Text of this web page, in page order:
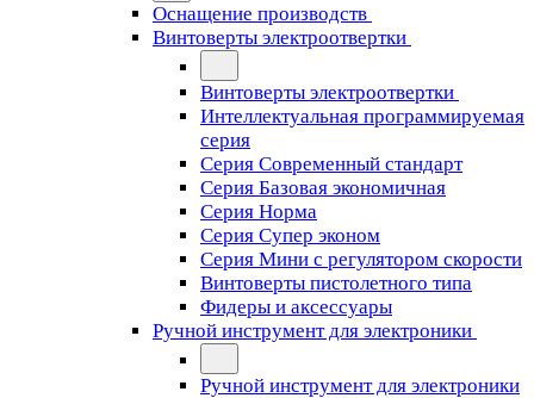
Оснащение производств
Винтоверты электроотвертки
Винтоверты электроотвертки
Интеллектуальная программируемая
серия
Серия Современный стандарт
Серия Базовая экономичная
Серия Норма
Серия Cупер эконом
Серия Мини с регулятором скорости
Винтоверты пистолетного типа
Фидеры и аксессуары
Ручной инструмент для электроники
Ручной инструмент для электроники